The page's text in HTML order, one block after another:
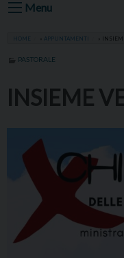
Menu
HOME APPUNTAMENTI
PASTORALE
INSIEME